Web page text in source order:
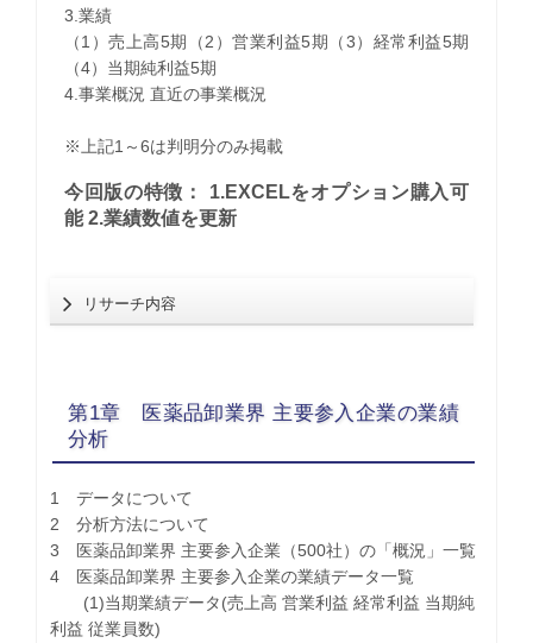
3.業績
（1）売上高5期（2）営業利益5期（3）経常利益5期
（4）当期純利益5期
4.事業概況 直近の事業概況
※上記1～6は判明分のみ掲載
今回版の特徴： 1.EXCELをオプション購入可
能 2.業績数値を更新
リサーチ内容
第1章 医薬品卸業界 主要参入企業の業績
分析
1 データについて
2 分析方法について
3 医薬品卸業界 主要参入企業（500社）の「概況」一覧
4 医薬品卸業界 主要参入企業の業績データ一覧
(1)当期業績データ(売上高 営業利益 経常利益 当期純
利益 従業員数)